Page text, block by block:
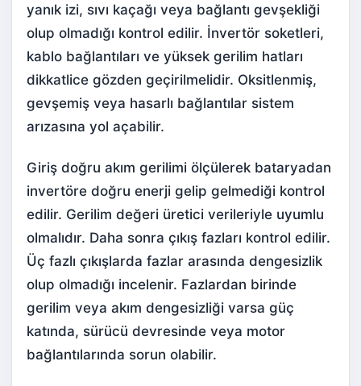
yanık izi, sıvı kaçağı veya bağlantı gevşekliği
olup olmadığı kontrol edilir. İnvertör soketleri,
kablo bağlantıları ve yüksek gerilim hatları
dikkatlice gözden geçirilmelidir. Oksitlenmiş,
gevşemiş veya hasarlı bağlantılar sistem
arızasına yol açabilir.
Giriş doğru akım gerilimi ölçülerek bataryadan
invertöre doğru enerji gelip gelmediği kontrol
edilir. Gerilim değeri üretici verileriyle uyumlu
olmalıdır. Daha sonra çıkış fazları kontrol edilir.
Üç fazlı çıkışlarda fazlar arasında dengesizlik
olup olmadığı incelenir. Fazlardan birinde
gerilim veya akım dengesizliği varsa güç
katında, sürücü devresinde veya motor
bağlantılarında sorun olabilir.